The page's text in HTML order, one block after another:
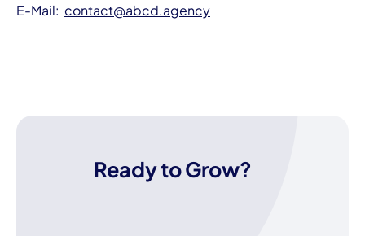
E-Mail: contact@abcd.agency
Ready to Grow?